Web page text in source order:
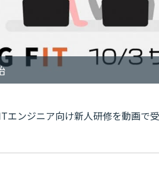
エンジニア向け新人研修を動画で